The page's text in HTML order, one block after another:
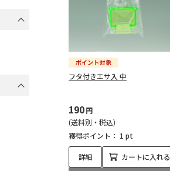
フタ付きエサ入 中
190円
(送料別・税込)
獲得ポイント： 1 pt
詳細 カートに入れる